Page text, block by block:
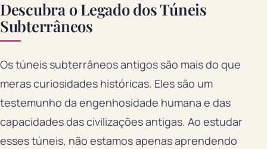
Descubra o Legado dos Túneis
Subterrâneos
Os túneis subterrâneos antigos são mais do que
meras curiosidades históricas. Eles são um
testemunho da engenhosidade humana e das
capacidades das civilizações antigas. Ao estudar
esses túneis, não estamos apenas aprendendo